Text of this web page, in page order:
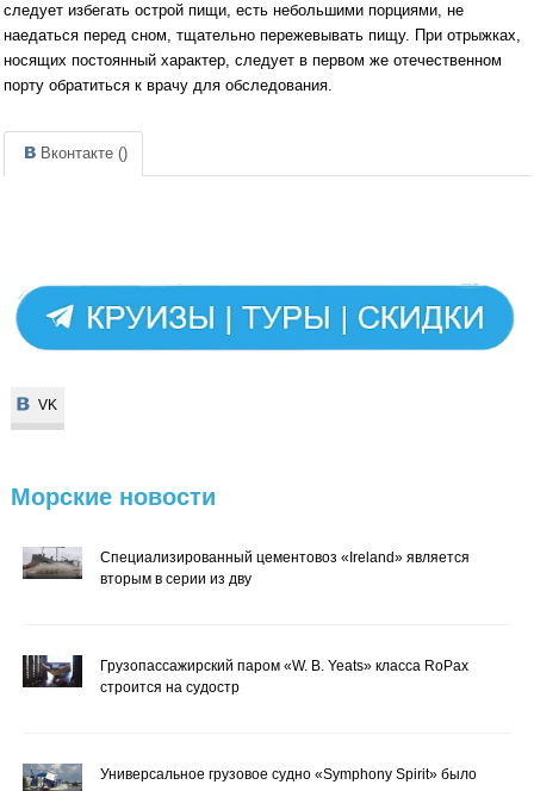
следует избегать острой пищи, есть небольшими порциями, не
наедаться перед сном, тщательно пережевывать пищу. При отрыжках,
носящих постоянный характер, следует в первом же отечественном
порту обратиться к врачу для обследования.
Вконтакте ()
VK
VK
Морские новости
Специализированный цементовоз «Ireland» является
вторым в серии из дву
Грузопассажирский паром «W. B. Yeats» класса RoPax
строится на судостр
Универсальное грузовое судно «Symphony Spirit» было